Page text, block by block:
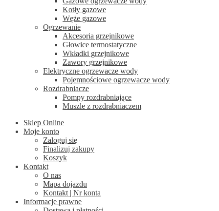
Kotły gazowe
Węże gazowe
Ogrzewanie
Akcesoria grzejnikowe
Głowice termostatyczne
Wkładki grzejnikowe
Zawory grzejnikowe
Elektryczne ogrzewacze wody
Pojemnościowe ogrzewacze wody
Rozdrabniacze
Pompy rozdrabniające
Muszle z rozdrabniaczem
Sklep Online
Moje konto
Zaloguj się
Finalizuj zakupy
Koszyk
Kontakt
O nas
Mapa dojazdu
Kontakt | Nr konta
Informacje prawne